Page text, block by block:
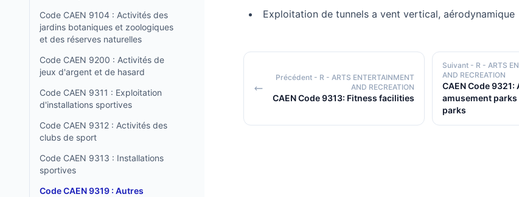
Code CAEN 9104 : Activités des
jardins botaniques et zoologiques
et des réserves naturelles
Code CAEN 9200 : Activités de
jeux d'argent et de hasard
Code CAEN 9311 : Exploitation
d'installations sportives
Code CAEN 9312 : Activités des
clubs de sport
Code CAEN 9313 : Installations
sportives
Code CAEN 9319 : Autres
Exploitation de tunnels a vent vertical, aérodynamique
Précédent - R - ARTS ENTERTAINMENT
AND RECREATION
CAEN Code 9313: Fitness facilities
Suivant - R - ARTS
AND RECREATION
CAEN Code
amusement parks
parks